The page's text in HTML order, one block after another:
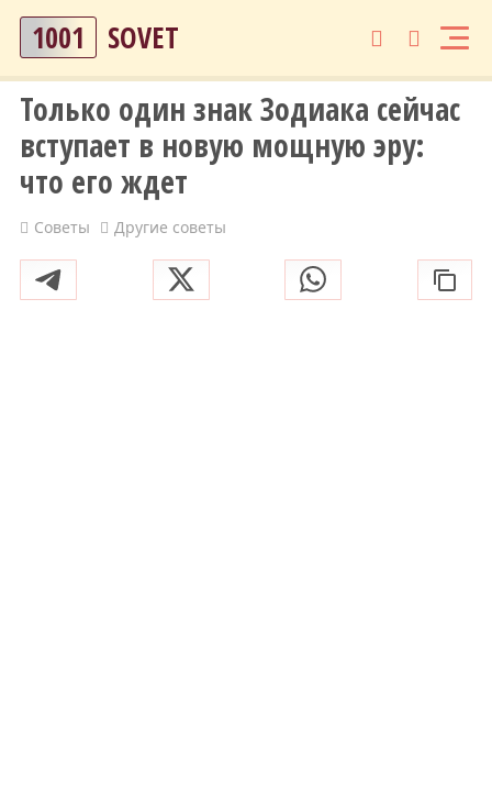
1001 SOVET
Только один знак Зодиака сейчас
вступает в новую мощную эру:
что его ждет
Советы Другие советы